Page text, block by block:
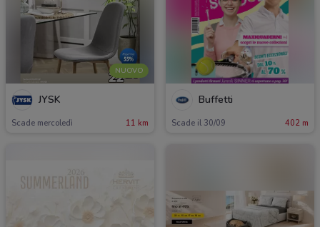
NUOVO
JYSK
Scade mercoledì 11 km
Buffetti
Scade il 30/09 402 m